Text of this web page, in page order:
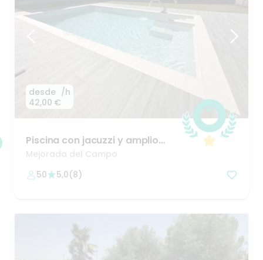
desde
42,00 €
/h
Piscina con jacuzzi y amplio
jardín
Mejorada del Campo
50
5,0(8)